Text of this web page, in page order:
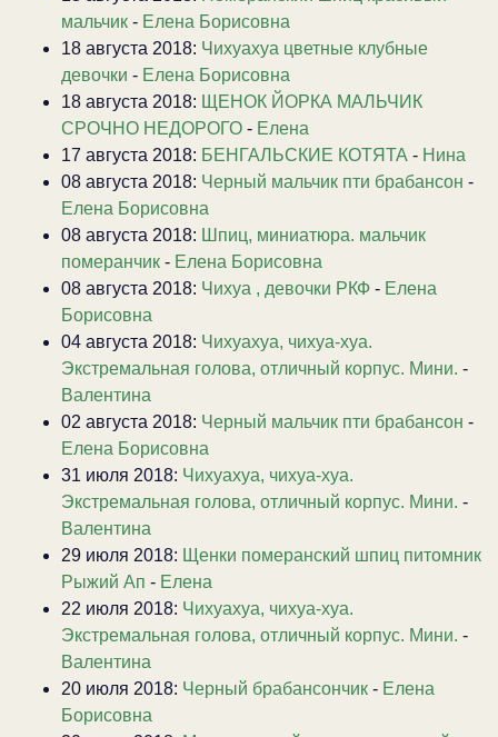
мальчик - Елена Борисовна
18 августа 2018: Чихуахуа цветные клубные
девочки - Елена Борисовна
18 августа 2018: ЩЕНОК ЙОРКА МАЛЬЧИК
СРОЧНО НЕДОРОГО - Елена
17 августа 2018: БЕНГАЛЬСКИЕ КОТЯТА - Нина
08 августа 2018: Черный мальчик пти брабансон -
Елена Борисовна
08 августа 2018: Шпиц, миниатюра. мальчик
померанчик - Елена Борисовна
08 августа 2018: Чихуа , девочки РКФ - Елена
Борисовна
04 августа 2018: Чихуахуа, чихуа-хуа.
Экстремальная голова, отличный корпус. Мини. -
Валентина
02 августа 2018: Черный мальчик пти брабансон -
Елена Борисовна
31 июля 2018: Чихуахуа, чихуа-хуа.
Экстремальная голова, отличный корпус. Мини. -
Валентина
29 июля 2018: Щенки померанский шпиц питомник
Рыжий Ап - Елена
22 июля 2018: Чихуахуа, чихуа-хуа.
Экстремальная голова, отличный корпус. Мини. -
Валентина
20 июля 2018: Черный брабансончик - Елена
Борисовна